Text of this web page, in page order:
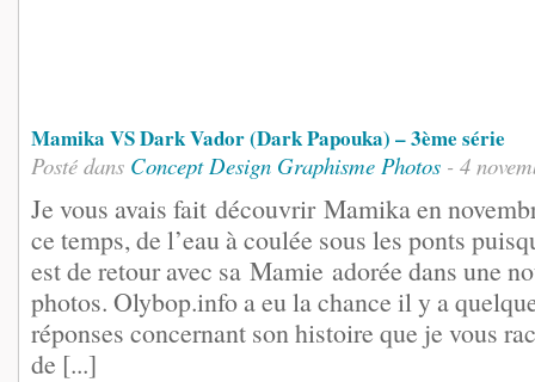
Mamika VS Dark Vador (Dark Papouka) – 3ème série
Posté dans Concept Design Graphisme Photos - 4
Je vous avais fait découvrir Mamika en
ce temps, de l’eau à coulée sous les ponts
est de retour avec sa Mamie adorée dans une
photos. Olybop.info a eu la chance il y a
réponses concernant son histoire que je vous
de [...]